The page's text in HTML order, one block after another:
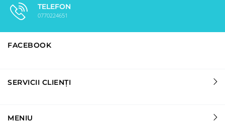
TELEFON
0770224651
FACEBOOK
SERVICII CLIENȚI
MENIU